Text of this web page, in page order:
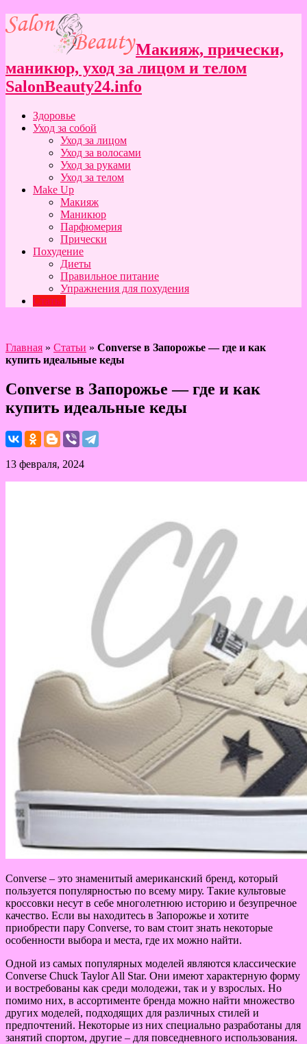
Макияж, прически,
маникюр, уход за лицом и телом
SalonBeauty24.info
Здоровье
Уход за собой
Уход за лицом
Уход за волосами
Уход за руками
Уход за телом
Make Up
Макияж
Маникюр
Парфюмерия
Прически
Похудение
Диеты
Правильное питание
Упражнения для похудения
Статьи
Главная » Статьи » Converse в Запорожье — где и как
купить идеальные кеды
Converse в Запорожье — где и как
купить идеальные кеды
13 февраля, 2024
Converse – это знаменитый американский бренд, который
пользуется популярностью по всему миру. Такие культовые
кроссовки несут в себе многолетнюю историю и безупречное
качество. Если вы находитесь в Запорожье и хотите
приобрести пару Converse, то вам стоит знать некоторые
особенности выбора и места, где их можно найти.
Одной из самых популярных моделей являются классические
Converse Chuck Taylor All Star. Они имеют характерную форму
и востребованы как среди молодежи, так и у взрослых. Но
помимо них, в ассортименте бренда можно найти множество
других моделей, подходящих для различных стилей и
предпочтений. Некоторые из них специально разработаны для
занятий спортом, другие – для повседневного использования.